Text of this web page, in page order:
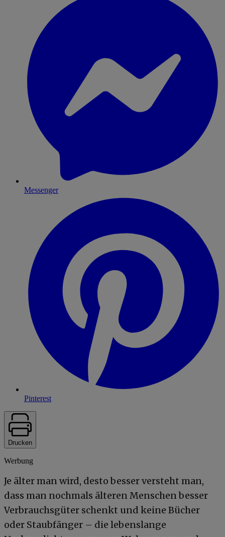
Messenger
Pinterest
Drucken
Werbung
Je älter man wird, desto besser versteht man,
dass man nochmals älteren Menschen besser
Verbrauchsgüter schenkt und keine Bücher
oder Staubfänger – die lebenslange